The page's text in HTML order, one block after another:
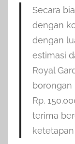
Secara
dengan
dengan
estimasi
Royal
borongan
Rp.
terima